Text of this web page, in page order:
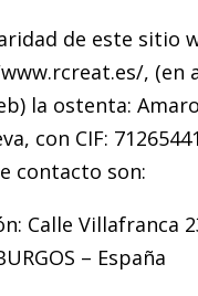
de este sitio
, (en
la ostenta:
con CIF:
contacto son:
Calle Villafranca
– España